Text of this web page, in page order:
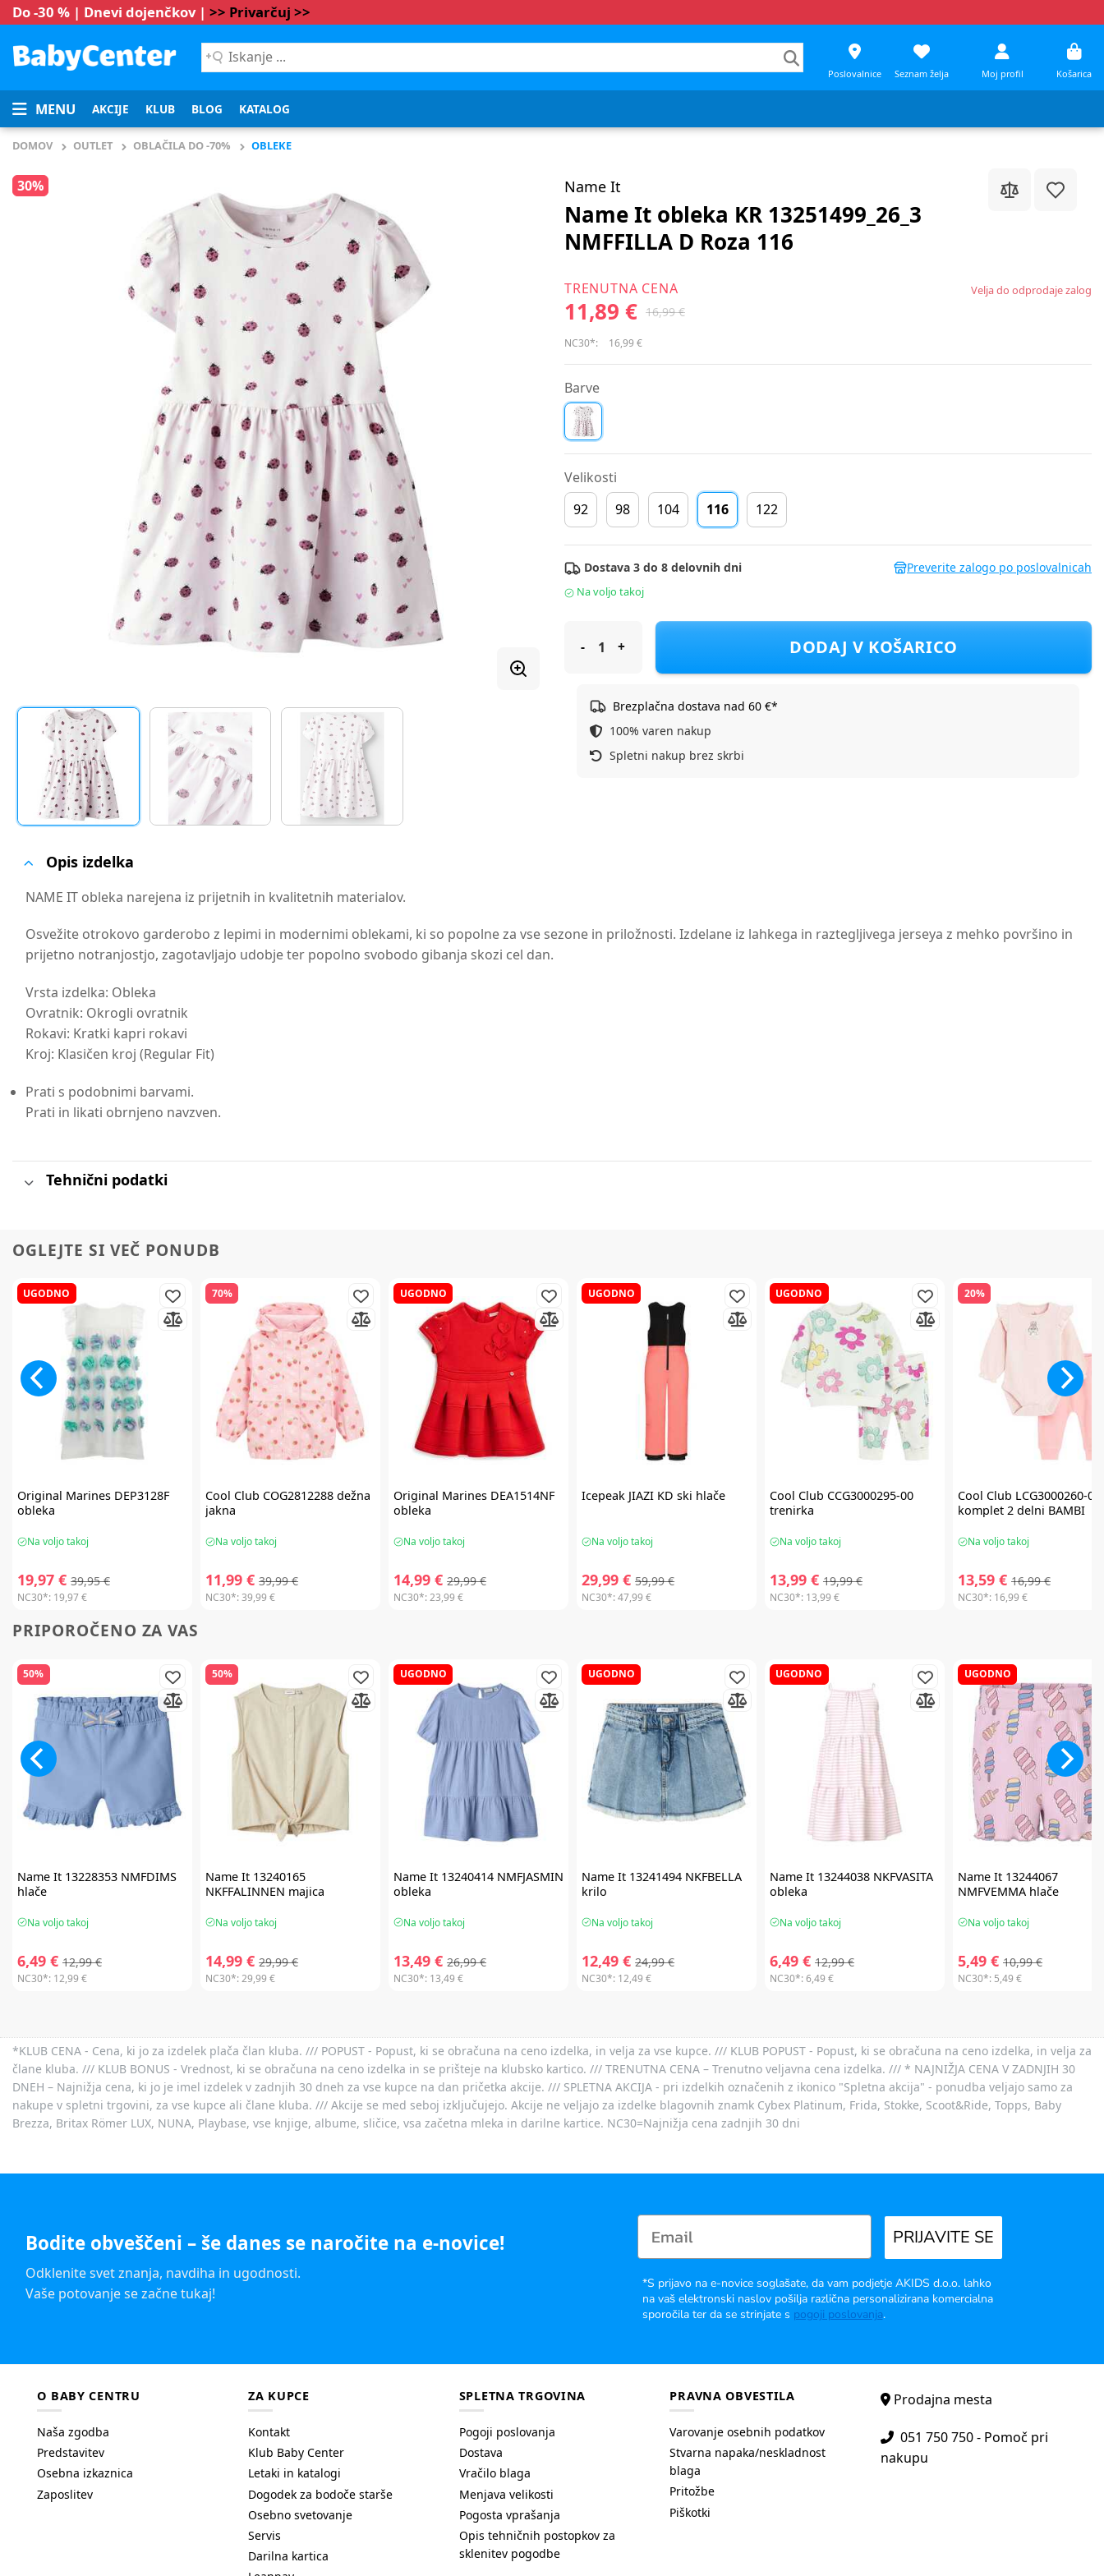
Do -30 % | Dnevi dojenčkov | >> Privarčuj >>
Iskanje
...
Poslovalnice Seznam želja Moj profil Košarica
MENU AKCIJE KLUB BLOG KATALOG
DOMOV OUTLET OBLAČILA DO -70% OBLEKE
30% Name It
Name It obleka KR 13251499_26_3
NMFFILLA D Roza 116
TRENUTNA CENA
11,89 € 16,99 €
Velja do odprodaje zalog
NC30*: 16,99 €
Barve
Velikosti
92
98 104 116 122
Dostava 3 do 8 delovnih dni Preverite zalogo po poslovalnicah
Na voljo takoj
Name It obleka KR 13251499_26_3 NMFFILLA D Roza 116
DODAJ V KOŠARICO
Brezplačna dostava nad 60 €*
100% varen nakup
Spletni nakup brez skrbi
Opis izdelka
NAME IT obleka narejena iz prijetnih in kvalitetnih materialov.
Osvežite otrokovo garderobo z lepimi in modernimi oblekami, ki so popolne za vse sezone in priložnosti. Izdelane iz lahkega in raztegljivega jerseya z mehko površino in
prijetno notranjostjo, zagotavljajo udobje ter popolno svobodo gibanja skozi cel dan.
Vrsta izdelka: Obleka
Ovratnik: Okrogli ovratnik
Rokavi: Kratki kapri rokavi
Kroj: Klasičen kroj (Regular Fit)
Prati s podobnimi barvami.
Prati in likati obrnjeno navzven.
Tehnični podatki
OGLEJTE SI VEČ PONUDB
UGODNO
Original MarinesDEP3128F
obleka
Na voljo takoj
19,97 € 39,95 €
NC30*: 19,97 €
70%
Cool Club COG2812288 dežna
jakna
Na voljo takoj
11,99 € 39,99 €
NC30*:39,99 €
UGODNO
Original Marines DEA1514NF
obleka
Na voljo takoj
14,99 € 29,99 €
NC30*:23,99 €
UGODNO
Icepeak JIAZI KD ski hlače
Na voljo takoj
29,99 € 59,99 €
NC30*:47,99 €
UGODNO
Cool Club CCG3000295-00
trenirka
Na voljo takoj
13,99 € 19,99 €
NC30*: 13,99 €
20%
Cool Club LCG3000260-00
komplet 2 delni BAMBI
Na voljo takoj
13,59 € 16,99 €
NC30*: 16,99 €
PRIPOROČENO ZA VAS
50%
Name It13228353 NMFDIMS
hlače
Na voljo takoj
6,49 € 12,99 €
NC30*: 12,99 €
50%
Name It 13240165
NKFFALINNEN majica
Na voljo takoj
14,99 € 29,99 €
NC30*:29,99 €
UGODNO
Name It 13240414 NMFJASMIN
obleka
Na voljo takoj
13,49 € 26,99 €
NC30*: 13,49 €
UGODNO
Name It 13241494 NKFBELLA
krilo
Na voljo takoj
12,49 € 24,99 €
NC30*: 12,49 €
UGODNO
Name It13244038 NKFVASITA
obleka
Na voljo takoj
6,49 € 12,99 €
NC30*:6,49 €
UGODNO
Name It 13244067
NMFVEMMA hlače
Na voljo takoj
5,49 € 10,99 €
NC30*: 5,49 €
*KLUB CENA - Cena, ki jo za izdelek plača član kluba. /// POPUST - Popust, ki se obračuna na ceno izdelka, in velja za vse kupce. /// KLUB POPUST - Popust, ki se obračuna na ceno izdelka, in velja za
člane kluba. /// KLUB BONUS - Vrednost, ki se obračuna na ceno izdelka in se prišteje na klubsko kartico. /// TRENUTNA CENA – Trenutno veljavna cena izdelka. /// * NAJNIŽJA CENA V ZADNJIH 30
DNEH – Najnižja cena, ki jo je imel izdelek v zadnjih 30 dneh za vse kupce na dan pričetka akcije. /// SPLETNA AKCIJA - pri izdelkih označenih z ikonico "Spletna akcija" - ponudba veljajo samo za
nakupe v spletni trgovini, za vse kupce ali člane kluba. /// Akcije se med seboj izključujejo. Akcije ne veljajo za izdelke blagovnih znamk Cybex Platinum, Frida, Stokke, Scoot&Ride, Topps, Baby
Brezza, Britax Römer LUX, NUNA, Playbase, vse knjige, albume, sličice, vsa začetna mleka in darilne kartice. NC30=Najnižja cena zadnjih 30 dni
Bodite obveščeni – še danes se naročite na e-novice!
Odklenite svet znanja, navdiha in ugodnosti.
Vaše potovanje se začne tukaj!
PRIJAVITE SE
*S prijavo na e-novice soglašate, da vam podjetje AKIDS d.o.o. lahko
na vaš elektronski naslov pošilja različna personalizirana komercialna
sporočila ter da se strinjate s pogoji poslovanja.
O BABY CENTRU
Naša zgodba
Predstavitev
Osebna izkaznica
Zaposlitev
ZA KUPCE
Kontakt
Klub Baby Center
Letaki in katalogi
Dogodek za bodoče starše
Osebno svetovanje
Servis
Darilna kartica
SPLETNA TRGOVINA
Pogoji poslovanja
Dostava
Vračilo blaga
Menjava velikosti
Pogosta vprašanja
Opis tehničnih postopkov za
sklenitev pogodbe
PRAVNA OBVESTILA
Varovanje osebnih podatkov
Stvarna napaka/neskladnost
blaga
Pritožbe
Piškotki
Prodajna mesta
051 750 750 - Pomoč pri
nakupu